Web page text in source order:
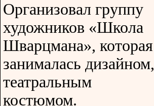
Организовал группу
художников «Школа
Шварцмана», которая
занималась дизайном,
театральным
костюмом.